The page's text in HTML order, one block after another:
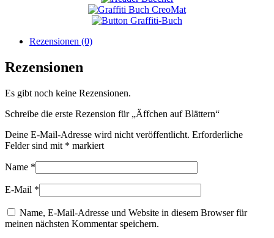
Rezensionen (0)
Rezensionen
Es gibt noch keine Rezensionen.
Schreibe die erste Rezension für „Äffchen auf Blättern“
Deine E-Mail-Adresse wird nicht veröffentlicht. Erforderliche
Felder sind mit * markiert
Name *
E-Mail *
Name, E-Mail-Adresse und Website in diesem Browser für
meinen nächsten Kommentar speichern.